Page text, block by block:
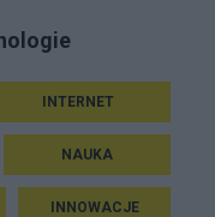
INTERNET
NAUKA
INNOWACJE